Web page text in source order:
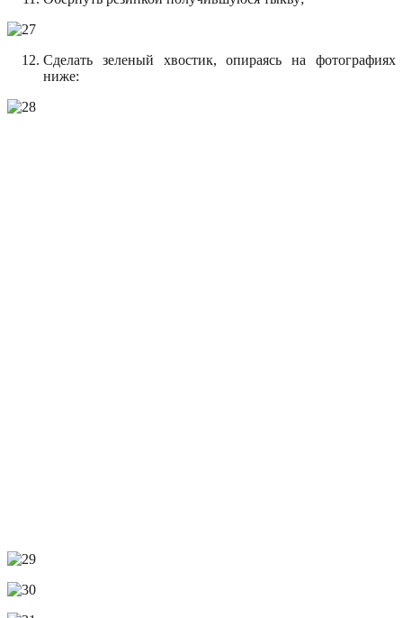
Сделать зеленый хвостик, опираясь на фотографиях
ниже: